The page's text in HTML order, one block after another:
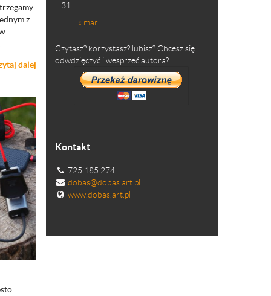
z
dalej
« mar
31
Czytasz? korzystasz? lubisz? Chcesz się
odwdzięczyć i wesprzeć autora?
Kontakt
725 185 274
dobas@dobas.art.pl
www.dobas.art.pl